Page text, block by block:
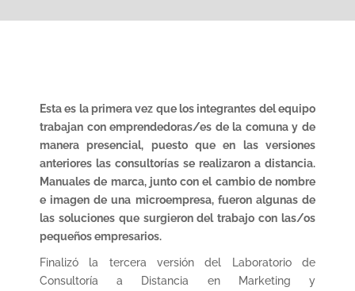
Esta es la primera vez que los integrantes del equipo
trabajan con emprendedoras/es de la comuna y de
manera presencial, puesto que en las versiones
anteriores las consultorías se realizaron a distancia.
Manuales de marca, junto con el cambio de nombre
e imagen de una microempresa, fueron algunas de
las soluciones que surgieron del trabajo con las/os
pequeños empresarios.
Finalizó la tercera versión del Laboratorio de
Consultoría a Distancia en Marketing y